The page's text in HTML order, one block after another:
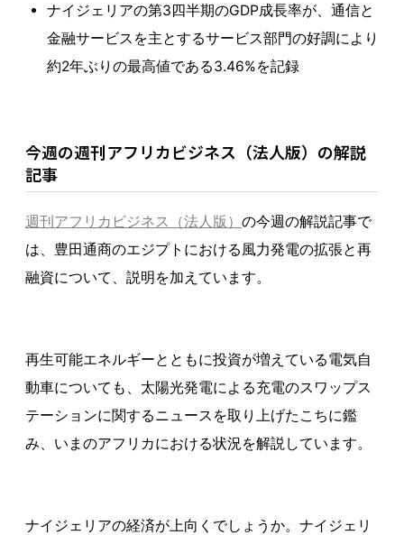
ナイジェリアの第3四半期のGDP成長率が、通信と
金融サービスを主とするサービス部門の好調により
約2年ぶりの最高値である3.46%を記録
今週の週刊アフリカビジネス（法人版）の解説
記事
週刊アフリカビジネス（法人版） の今週の解説記事で
は、豊田通商のエジプトにおける風力発電の拡張と再
融資について、説明を加えています。
再生可能エネルギーとともに投資が増えている電気自
動車についても、太陽光発電による充電のスワップス
テーションに関するニュースを取り上げたこちに鑑
み、いまのアフリカにおける状況を解説しています。
ナイジェリアの経済が上向くでしょうか。ナイジェリ